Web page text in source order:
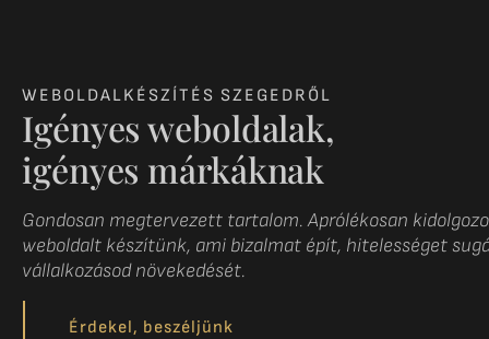
WEBOLDALKÉSZÍTÉS SZEGEDRŐL
Igényes weboldalak,
igényes márkáknak
Gondosan megtervezett tartalom. Aprólékosan
weboldalt készítünk, ami bizalmat épít, hitelességet
vállalkozásod növekedését.
Érdekel, beszéljünk